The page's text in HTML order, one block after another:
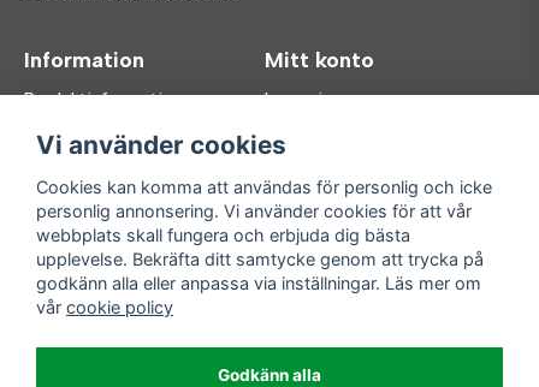
Information
Produktinformation
FAQ
Mitt konto
Logga in
Glömt lösenord?
Följ oss
Facebook
Instagram
Handla enkelt
Enkla leveranser
Vi använder cookies
Cookies kan komma att användas för personlig och icke
personlig annonsering. Vi använder cookies för att vår
webbplats skall fungera och erbjuda dig bästa
upplevelse. Bekräfta ditt samtycke genom att trycka på
godkänn alla eller anpassa via inställningar. Läs mer om
vår cookie policy
Godkänn alla